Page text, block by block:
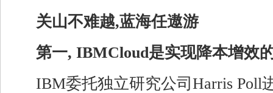
关山不难越,蓝海任遨游
第一, IBMCloud是实现降本增效
IBM委托独立研究公司Harris Poll